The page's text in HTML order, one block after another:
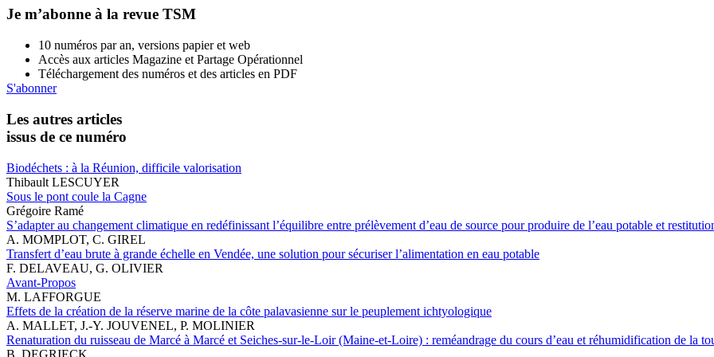
Je m’abonne à la revue TSM
10 numéros par an, versions papier et web
Accès aux articles Magazine et Partage Opérationnel
Téléchargement des numéros et des articles en PDF
S'abonner
Les autres articles
issus de ce numéro
Biodéchets : à la Réunion, difficile valorisation
Thibault LESCUYER
Sous le pont coule la Cagne
Grégoire Ramé
S’adapter au changement climatique en redéfinissant l’équilibre entre prélèvement d’eau de source pour produire de l’eau potable et
A. MOMPLOT, C. GIREL
Transfert d’eau brute à grande échelle en Vendée, une solution pour sécuriser l’alimentation en eau potable
F. DELAVEAU, G. OLIVIER
Avant-Propos
M. LAFFORGUE
Effets de la création de la réserve marine de la côte palavasienne sur le peuplement ichtyologique
A. MALLET, J.-Y. JOUVENEL, P. MOLINIER
Renaturation du ruisseau de Marcé à Marcé et Seiches-sur-le-Loir (Maine-et-Loire) : reméandrage du cours d’eau et réhumidification de la
B. DEGRIECK